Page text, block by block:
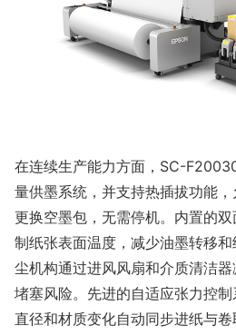
在连续生产能力方面，SC-
量供墨系统，并支持热插拔功能
更换空墨包，无需停机。内置的
制纸张表面温度，减少油墨转移
尘机构通过进风风扇和介质清洁
堵塞风险。先进的自适应张力控制
直径和材质变化自动同步进纸与